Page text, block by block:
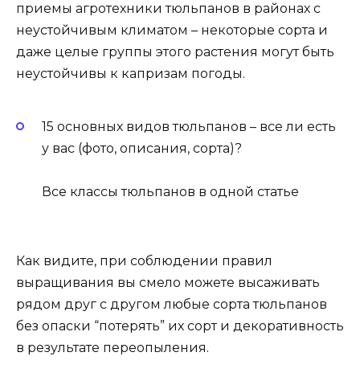
приемы агротехники тюльпанов в районах с
неустойчивым климатом – некоторые сорта и
даже целые группы этого растения могут быть
неустойчивы к капризам погоды.
15 основных видов тюльпанов – все ли есть
у вас (фото, описания, сорта)?
Все классы тюльпанов в одной статье
Как видите, при соблюдении правил
выращивания вы смело можете высаживать
рядом друг с другом любые сорта тюльпанов
без опаски “потерять” их сорт и декоративность
в результате переопыления.